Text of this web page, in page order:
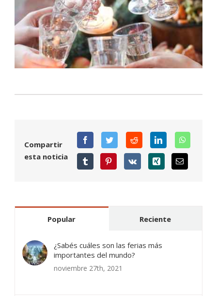
Compartir
esta noticia
Popular Reciente
¿Sabés cuáles son las ferias más
importantes del mundo?
noviembre 27th, 2021